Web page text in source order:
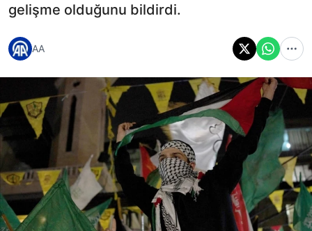
gelişme olduğunu bildirdi.
AA